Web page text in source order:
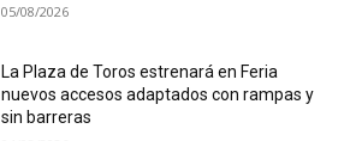
05/08/2026
La Plaza de Toros estrenará en Feria
nuevos accesos adaptados con rampas y
sin barreras